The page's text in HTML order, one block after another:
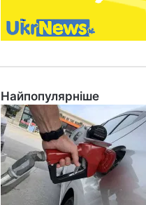
Найпопулярніше